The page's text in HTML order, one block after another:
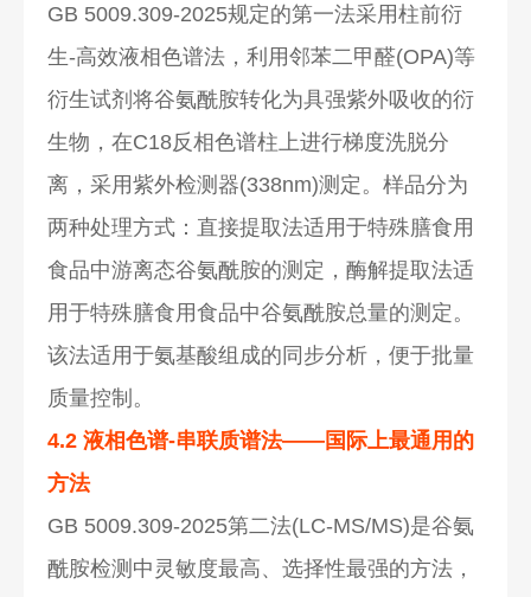
GB 5009.309-2025规定的第一法采用柱前衍
生-高效液相色谱法，利用邻苯二甲醛(OPA)等
衍生试剂将谷氨酰胺转化为具强紫外吸收的衍
生物，在C18反相色谱柱上进行梯度洗脱分
离，采用紫外检测器(338nm)测定。样品分为
两种处理方式：直接提取法适用于特殊膳食用
食品中游离态谷氨酰胺的测定，酶解提取法适
用于特殊膳食用食品中谷氨酰胺总量的测定。
该法适用于氨基酸组成的同步分析，便于批量
质量控制。
4.2 液相色谱-串联质谱法——国际上最通用的
方法
GB 5009.309-2025第二法(LC-MS/MS)是谷氨
酰胺检测中灵敏度最高、选择性最强的方法，